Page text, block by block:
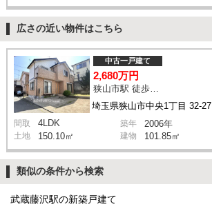
広さの近い物件はこちら
埼玉県狭山市中央1丁目 32-27
中古一戸建て
2,680万円
狭山市駅 徒歩16分
間取 4LDK 築年 2006年
土地 150.10㎡ 建物 101.85㎡
類似の条件から検索
武蔵藤沢駅の新築戸建て